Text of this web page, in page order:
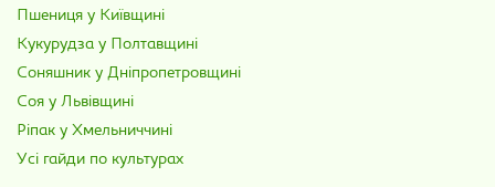
Пшениця у Київщині
Кукурудза у Полтавщині
Соняшник у Дніпропетровщині
Соя у Львівщині
Ріпак у Хмельниччині
Усі гайди по культурах